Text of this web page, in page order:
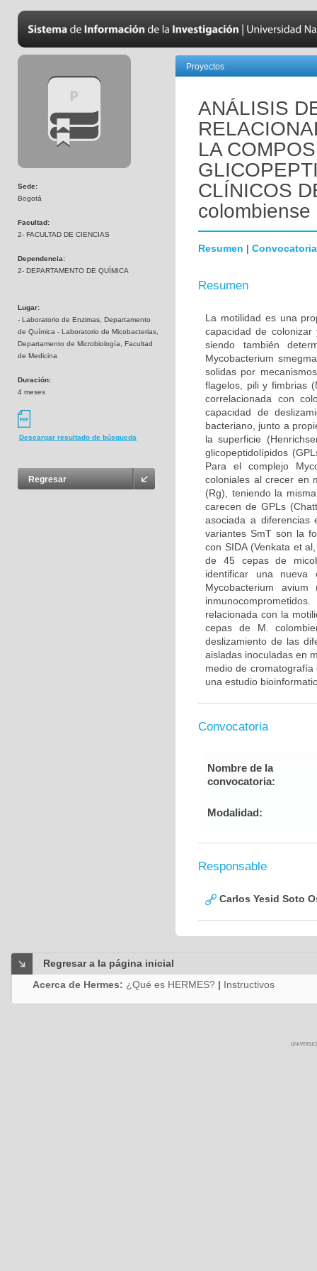
Sede:
Bogotá
Facultad:
2- FACULTAD DE CIENCIAS
Dependencia:
2- DEPARTAMENTO DE QUÍMICA
Lugar:
- Laboratorio de Enzimas, Departamento
de Química - Laboratorio de Micobacterias,
Departamento de Microbiología, Facultad
de Medicina
Duración:
4 meses
Descargar resultado de búsqueda
Regresar
Proyectos
ANÁLISIS
LA
CLÍNICOS
colombiense
Resumen | Convocatoria
Resumen
La motilidad es una
capacidad de
siendo también
Mycobacterium
solidas por
flagelos, pili y fimbrias
correlacionada con
capacidad de
bacteriano, junto a
la superficie
glicopeptidolípidos
Para el complejo
coloniales al crecer en
(Rg), teniendo la
carecen de GPLs
asociada a diferencias
variantes SmT son la
con SIDA (Venkata et
de 45 cepas de
identificar una nueva
Mycobacterium
relacionada con la
cepas de M.
deslizamiento de las
aisladas inoculadas en
medio de
una estudio
Convocatoria
Nombre de la
convocatoria:
Modalidad:
Responsable
Carlos Yesid Soto
Regresar a la página inicial
Acerca de Hermes: ¿Qué es HERMES? | Instructivos